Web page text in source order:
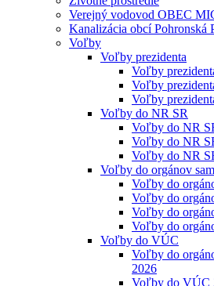
Verejný vodovod OBEC
Kanalizácia obcí Pohronská
Voľby
Voľby prezidenta
Voľby
Voľby
Voľby
Voľby do NR SR
Voľby do NR
Voľby do NR
Voľby do NR
Voľby do orgánov
Voľby do
Voľby do
Voľby do
Voľby do
Voľby do VÚC
Voľby do
2026
Voľby do VÚC